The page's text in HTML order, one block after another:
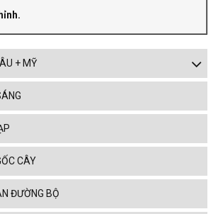
+ MỸ
CÂY
ĐƯỜNG BỘ